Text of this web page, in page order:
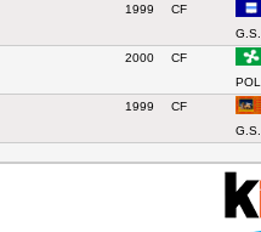
1999
CF
2000
CF
1999
CF